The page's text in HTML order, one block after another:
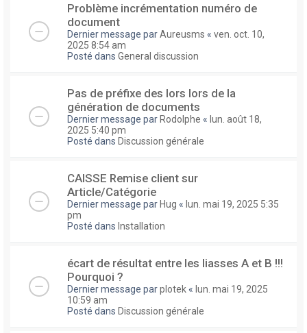
Problème incrémentation numéro de
document
Dernier message parAureusms « ven. oct. 10,
2025 8:54 am
Posté dans General discussion
Pas de préfixe des lors lors de la
génération de documents
Dernier message par Rodolphe « lun. août 18,
2025 5:40 pm
Posté dans Discussion générale
CAISSE Remise client sur
Article/Catégorie
Dernier message par Hug « lun. mai 19, 2025 5:35
pm
Posté dans Installation
écart de résultat entre les liasses A et B !!!
Pourquoi ?
Dernier message parplotek « lun. mai 19, 2025
10:59 am
Posté dans Discussion générale